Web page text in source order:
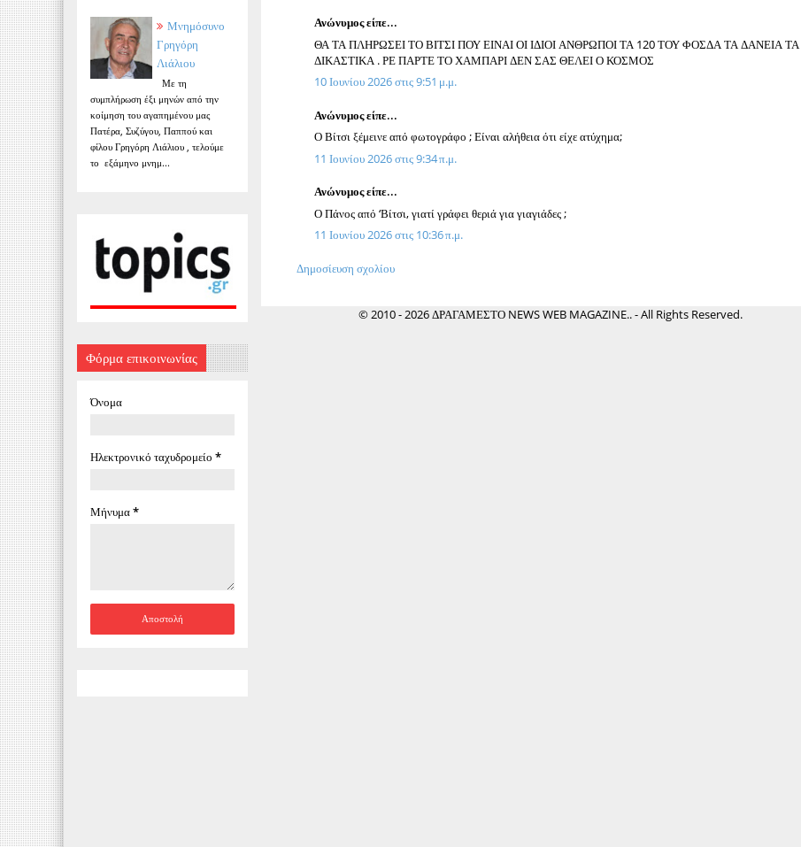
Μνημόσυνο
Γρηγόρη
Λιάλιου
Με τη
συμπλήρωση έξι μηνών από την
κοίμηση του αγαπημένου μας
Πατέρα, Συζύγου, Παππού και
φίλου Γρηγόρη Λιάλιου , τελούμε
το εξάμηνο μνημ...
Φόρμα επικοινωνίας
Όνομα
Ηλεκτρονικό ταχυδρομείο *
Μήνυμα*
Ανώνυμος είπε...
ΘΑ ΤΑ ΠΛΗΡΩΣΕΙ ΤΟ ΒΙΤΣΙ ΠΟΥ ΕΙΝΑΙ ΟΙ ΙΔΙΟΙ ΑΝΘΡΩΠΟΙ ΤΑ 120 ΤΟΥ ΦΟΣΔΑ ΤΑ ΔΑΝΕΙΑ ΤΑ
ΔΙΚΑΣΤΙΚΑ . ΡΕ ΠΑΡΤΕ ΤΟ ΧΑΜΠΑΡΙ ΔΕΝ ΣΑΣ ΘΕΛΕΙ Ο ΚΟΣΜΟΣ
10 Ιουνίου 2026 στις 9:51 μ.μ.
Ανώνυμος είπε...
Ο Βίτσι ξέμεινε από φωτογράφο ; Είναι αλήθεια ότι είχε ατύχημα;
11 Ιουνίου 2026 στις 9:34 π.μ.
Ανώνυμος είπε...
Ο Πάνος από ‘Βίτσι, γιατί γράφει θεριά για γιαγιάδες ;
11 Ιουνίου 2026 στις 10:36 π.μ.
Δημοσίευση σχολίου
© 2010 - 2026 ΔΡΑΓΑΜΕΣΤΟ NEWS WEB MAGAZINE.. - All Rights Reserved.